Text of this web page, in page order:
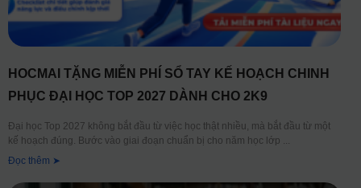
HOCMAI TẶNG MIỄN PHÍ SỔ TAY KẾ HOẠCH CHINH
PHỤC ĐẠI HỌC TOP 2027 DÀNH CHO 2K9
Đại học Top 2027 không bắt đầu từ việc học thật nhiều, mà bắt đầu từ một
kế hoạch đúng. Bước vào giai đoạn chuẩn bị cho năm học lớp
Đọc thêm ➤